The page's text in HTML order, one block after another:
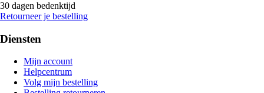
30 dagen bedenktijd
Retourneer je bestelling
Diensten
Mijn account
Helpcentrum
Volg mijn bestelling